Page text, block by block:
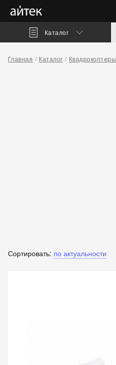
Главная Каталог Квадрокоптеры
Каталог
Сортировать: по актуальности